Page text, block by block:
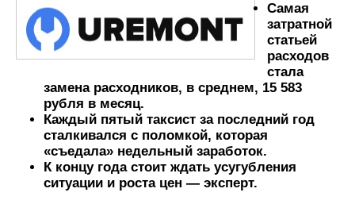
Самая
затратной
статьей
расходов
стала
замена расходников, в среднем, 15 583
рубля в месяц.
Каждый пятый таксист за последний год
сталкивался с поломкой, которая
«съедала» недельный заработок.
К концу года стоит ждать усугубления
ситуации и роста цен — эксперт.